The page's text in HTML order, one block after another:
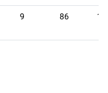
9 86